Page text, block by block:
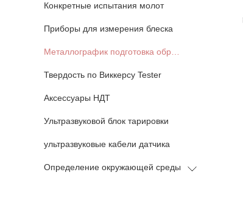
Конкретные испытания молот
Приборы для измерения блеска
Металлографик подготовка образца
Твердость по Виккерсу Tester
Аксессуары НДТ
Ультразвуковой блок тарировки
ультразвуковые кабели датчика
Определение окружающей среды